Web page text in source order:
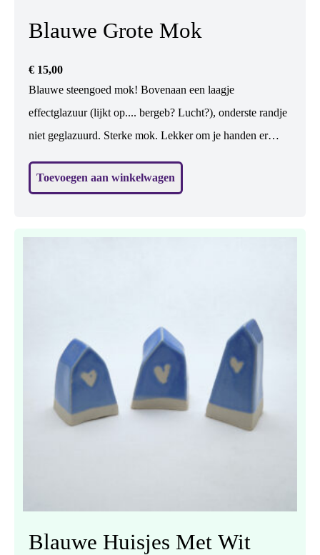
Blauwe Grote Mok
€ 15,00
Blauwe steengoed mok! Bovenaan een laagje
effectglazuur (lijkt op.... bergeb? Lucht?), onderste randje
niet geglazuurd. Sterke mok. Lekker om je handen er
Vaatwasbestendig. H: 8,5 cm.
Toevoegen aan winkelwagen
Blauwe Huisjes Met Wit